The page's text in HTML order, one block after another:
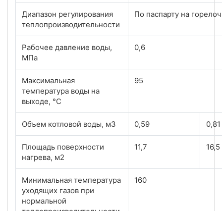
Диапазон регулирования
теплопроизводительности
По паспарту на
Рабочее давление воды,
МПа
0,6
Максимальная
температура воды на
выходе, °С
95
Объем котловой воды, м3 0,59 0,81
Площадь поверхности
нагрева, м2
11,7 16,5
Минимальная температура
уходящих газов при
нормальной
160